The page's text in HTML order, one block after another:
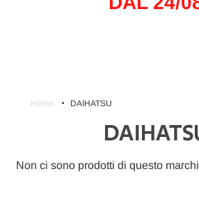
Home DAIHATSU
Non ci sono prodotti di questo